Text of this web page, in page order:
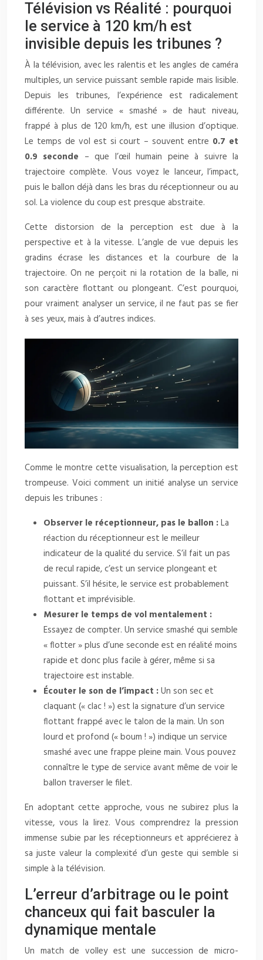
Télévision vs Réalité : pourquoi
le service à 120 km/h est
invisible depuis les tribunes ?
À la télévision, avec les ralentis et les angles de caméra
multiples, un service puissant semble rapide mais lisible.
Depuis les tribunes, l’expérience est radicalement
différente. Un service « smashé » de haut niveau,
frappé à plus de 120 km/h, est une illusion d’optique.
Le temps de vol est si court – souvent entre 0.7 et
0.9 seconde – que l’œil humain peine à suivre la
trajectoire complète. Vous voyez le lanceur, l’impact,
puis le ballon déjà dans les bras du réceptionneur ou au
sol. La violence du coup est presque abstraite.
Cette distorsion de la perception est due à la
perspective et à la vitesse. L’angle de vue depuis les
gradins écrase les distances et la courbure de la
trajectoire. On ne perçoit ni la rotation de la balle, ni
son caractère flottant ou plongeant. C’est pourquoi,
pour vraiment analyser un service, il ne faut pas se fier
à ses yeux, mais à d’autres indices.
Comme le montre cette visualisation, la perception est
trompeuse. Voici comment un initié analyse un service
depuis les tribunes :
Observer le réceptionneur, pas le ballon :La
réaction du réceptionneur est le meilleur
indicateur de la qualité du service. S’il fait un pas
de recul rapide, c’est un service plongeant et
puissant. S’il hésite, le service est probablement
flottant et imprévisible.
Mesurer le temps de vol mentalement :
Essayez de compter. Un service smashé qui semble
« flotter » plus d’une seconde est en réalité moins
rapide et donc plus facile à gérer, même si sa
trajectoire est instable.
Écouter le son de l’impact :Un son sec et
claquant (« clac ! ») est la signature d’un service
flottant frappé avec le talon de la main. Un son
lourd et profond (« boum ! ») indique un service
smashé avec une frappe pleine main. Vous pouvez
connaître le type de service avant même de voir le
ballon traverser le filet.
En adoptant cette approche, vous ne subirez plus la
vitesse, vous la lirez. Vous comprendrez la pression
immense subie par les réceptionneurs et apprécierez à
sa juste valeur la complexité d’un geste qui semble si
simple à la télévision.
L’erreur d’arbitrage ou le point
chanceux qui fait basculer la
dynamique mentale
Un match de volley est une succession de micro-